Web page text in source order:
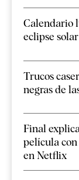
Calendario
eclipse
Trucos
negras de
Final
película con
en Netflix